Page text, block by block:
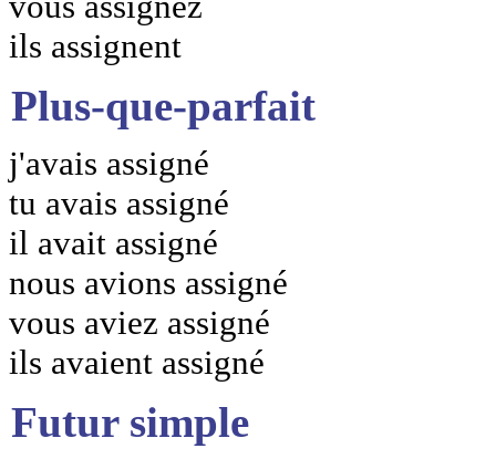
ils assignent
Plus-que-parfait
j'avais assigné
tu avais assigné
il avait assigné
nous avions assigné
vous aviez assigné
ils avaient assigné
Futur simple